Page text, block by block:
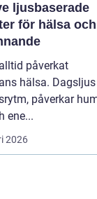
för hälsa och
påverkat
hälsa.
påverkar
ene...
2026